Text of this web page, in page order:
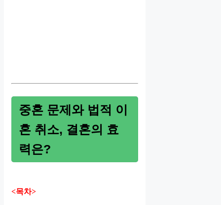
중혼 문제와 법적 이
혼 취소, 결혼의 효
력은?
<목차>